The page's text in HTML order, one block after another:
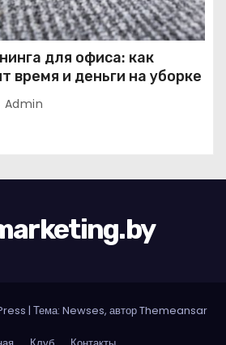
для офиса: как
время и деньги на уборке
Admin
| Тема: Newses, авторThemeansar